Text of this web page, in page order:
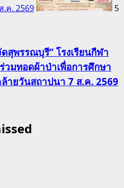
.ค. 2569
5
สุพรรณบุรี” โรงเรียนกีฬา
มทอดผ้าป่าเพื่อการศึกษา
ายวันสถาปนา 7 ส.ค. 2569